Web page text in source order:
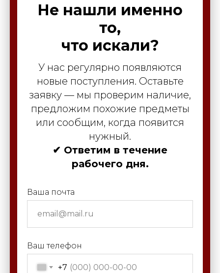
Не нашли именно
то,
что искали?
У нас регулярно появляются
новые поступления. Оставьте
заявку — мы проверим наличие,
предложим похожие предметы
или сообщим, когда появится
нужный.
✔ Ответим в течение
рабочего дня.
Ваша почта
Ваш телефон
+7